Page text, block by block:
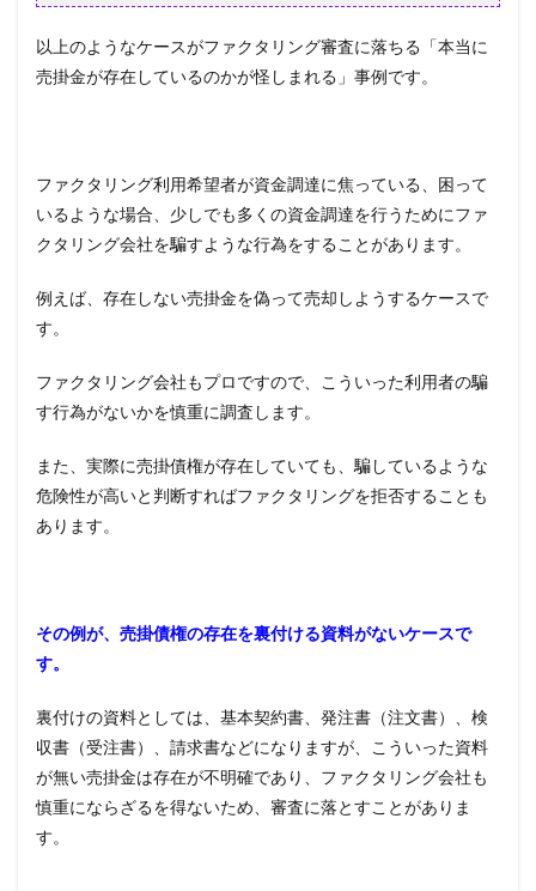
以上のようなケースがファクタリング審査に落ちる「本当に
売掛金が存在しているのかが怪しまれる」事例です。
ファクタリング利用希望者が資金調達に焦っている、困って
いるような場合、少しでも多くの資金調達を行うためにファ
クタリング会社を騙すような行為をすることがあります。
例えば、存在しない売掛金を偽って売却しようするケースで
す。
ファクタリング会社もプロですので、こういった利用者の騙
す行為がないかを慎重に調査します。
また、実際に売掛債権が存在していても、騙しているような
危険性が高いと判断すればファクタリングを拒否することも
あります。
その例が、売掛債権の存在を裏付ける資料がないケースで
す。
裏付けの資料としては、基本契約書、発注書（注文書）、検
収書（受注書）、請求書などになりますが、こういった資料
が無い売掛金は存在が不明確であり、ファクタリング会社も
慎重にならざるを得ないため、審査に落とすことがありま
す。